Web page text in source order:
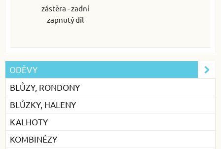
zástěra - zadní
zapnutý díl
ODĚVY
BLŮZY, RONDONY
BLŮZKY, HALENY
KALHOTY
KOMBINÉZY